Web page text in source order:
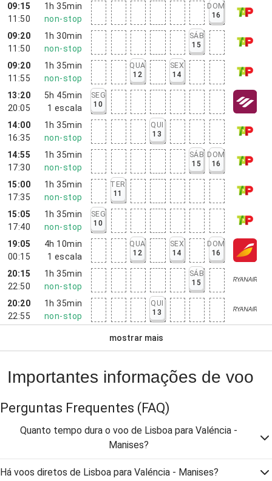
09:15
11:50
1h 35min
non-stop
DOM
16
09:20
11:50
1h 30min
non-stop
SÁB
15
09:20
11:55
1h 35min
non-stop
QUA
12
SEX
14
13:20
20:05
5h 45min
1 escala
SEG
10
14:00
16:35
1h 35min
non-stop
QUI
13
14:55
17:30
1h 35min
non-stop
SÁB
15
DOM
16
15:00
17:35
1h 35min
non-stop
TER
11
15:05
17:40
1h 35min
non-stop
SEG
10
19:05
00:15
4h 10min
1 escala
QUA
12
SEX
14
DOM
16
20:15
22:50
1h 35min
non-stop
SÁB
15
20:20
22:55
1h 35min
non-stop
QUI
13
mostrar mais
Importantes informações de voo
Perguntas Frequentes (FAQ)
Quanto tempo dura o voo de Lisboa para Valéncia -
Manises?
Há voos diretos de Lisboa para Valéncia - Manises?